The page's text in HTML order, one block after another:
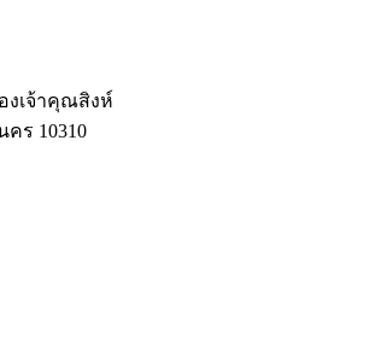
งเจ้าคุณสิงห์
คร 10310